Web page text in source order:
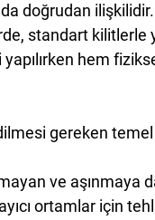
doğrudan ilişkilidir.
standart kilitlerle
hem
gereken
ve aşınmaya
ortamlar için